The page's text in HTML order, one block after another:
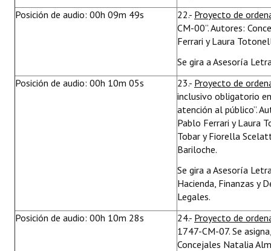
Posición de audio: 00h 09m 49s
22.- Proyecto de
CM-00”. Autores:
Ferrari y Laura
Se gira a Asesoría
Posición de audio: 00h 10m 05s
23.- Proyecto de
inclusivo obligatorio
atención al público”.
Pablo Ferrari y Laura
Tobar y Fiorella
Bariloche.
Se gira a Asesoría
Hacienda, Finanzas y
Legales.
Posición de audio: 00h 10m 28s
24.- Proyecto de
1747-CM-07. Se
Concejales Natalia